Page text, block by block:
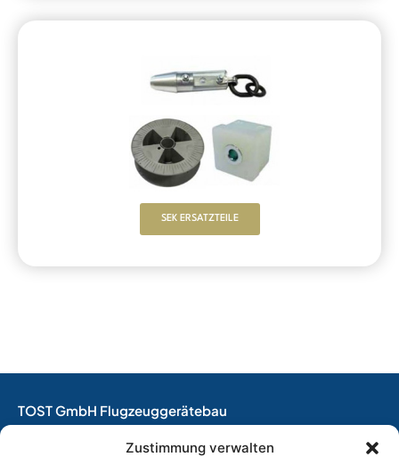
Zustimmung verwalten
SEK ERSATZTEILE
TOST GmbH Flugzeuggerätebau
EASA Instandhaltungsbetrieb